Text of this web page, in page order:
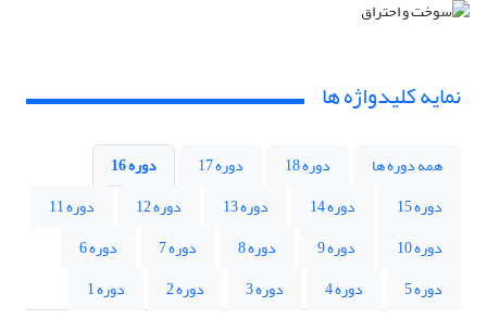
نمایه کلیدواژه ها
همه دوره ها دوره 18 دوره 17
دوره 16
دوره 15
دوره 14 دوره 13 دوره 12
دوره 11
دوره 10
دوره 9 دوره 8 دوره 7
دوره 6
دوره 5
دوره 4 دوره 3 دوره 2
دوره 1